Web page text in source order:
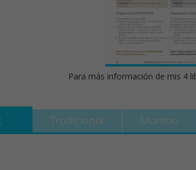
Para más información de mis 4
Tradicional Mambo